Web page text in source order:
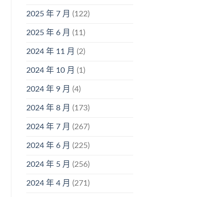
2025 年 7 月 (122)
2025 年 6 月 (11)
2024 年 11 月 (2)
2024 年 10 月 (1)
2024 年 9 月 (4)
2024 年 8 月 (173)
2024 年 7 月 (267)
2024 年 6 月 (225)
2024 年 5 月 (256)
2024 年 4 月 (271)